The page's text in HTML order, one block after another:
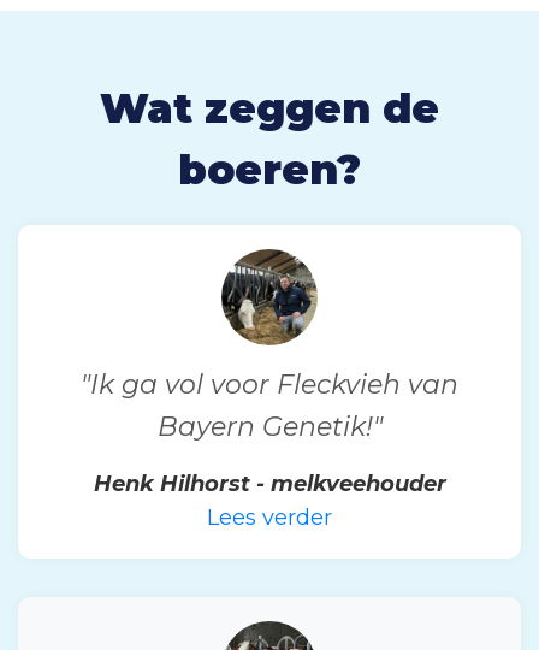
Wat zeggen de
boeren?
"Ik ga vol voor Fleckvieh van
Bayern Genetik!"
Henk Hilhorst - melkveehouder
Lees verder